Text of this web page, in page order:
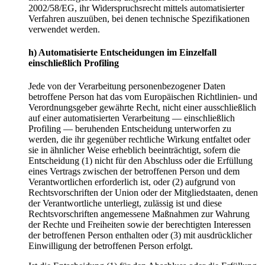
2002/58/EG, ihr Widerspruchsrecht mittels automatisierter
Verfahren auszuüben, bei denen technische Spezifikationen
verwendet werden.
h) Automatisierte Entscheidungen im Einzelfall
einschließlich Profiling
Jede von der Verarbeitung personenbezogener Daten
betroffene Person hat das vom Europäischen Richtlinien- und
Verordnungsgeber gewährte Recht, nicht einer ausschließlich
auf einer automatisierten Verarbeitung — einschließlich
Profiling — beruhenden Entscheidung unterworfen zu
werden, die ihr gegenüber rechtliche Wirkung entfaltet oder
sie in ähnlicher Weise erheblich beeinträchtigt, sofern die
Entscheidung (1) nicht für den Abschluss oder die Erfüllung
eines Vertrags zwischen der betroffenen Person und dem
Verantwortlichen erforderlich ist, oder (2) aufgrund von
Rechtsvorschriften der Union oder der Mitgliedstaaten, denen
der Verantwortliche unterliegt, zulässig ist und diese
Rechtsvorschriften angemessene Maßnahmen zur Wahrung
der Rechte und Freiheiten sowie der berechtigten Interessen
der betroffenen Person enthalten oder (3) mit ausdrücklicher
Einwilligung der betroffenen Person erfolgt.